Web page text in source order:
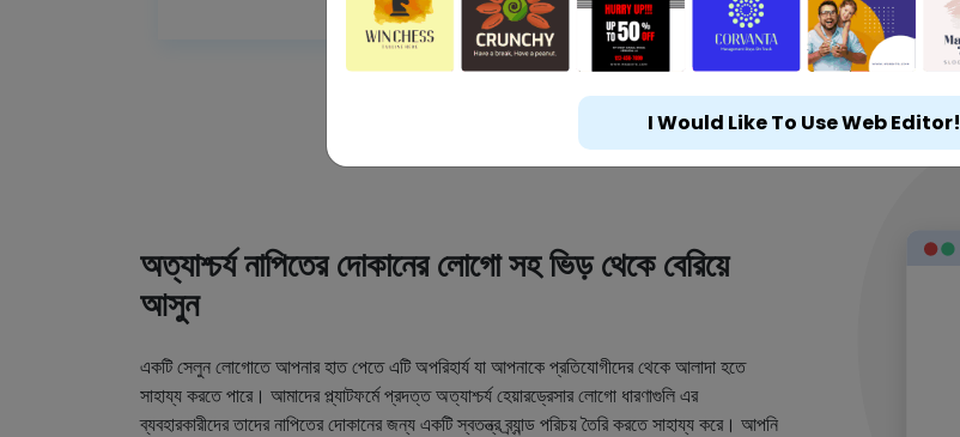
অত্যাশ্চর্য নাপিতের দোকানের লোগো সহ ভিড় থেকে বেরিয়ে
আসুন
একটি সেলুন লোগোতে আপনার হাত পেতে এটি অপরিহার্য যা আপনাকে প্রতিযোগীদের থেকে আলাদা হতে
সাহায্য করতে পারে। আমাদের প্ল্যাটফর্মে প্রদত্ত অত্যাশ্চর্য হেয়ারড্রেসার লোগো ধারণাগুলি এর
ব্যবহারকারীদের তাদের নাপিতের দোকানের জন্য একটি স্বতন্ত্র ব্র্যান্ড পরিচয় তৈরি করতে সাহায্য করে। আপনি
I Would Like To Use Web Editor!